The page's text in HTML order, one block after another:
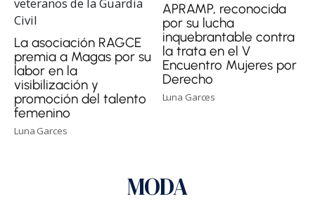
La asociación RAGCE
premia a Magas por su
labor en la
visibilización y
promoción del talento
femenino
Luna Garces
APRAMP, reconocida
por su lucha
inquebrantable contra
la trata en el V
Encuentro Mujeres por
Derecho
Luna Garces
MODA